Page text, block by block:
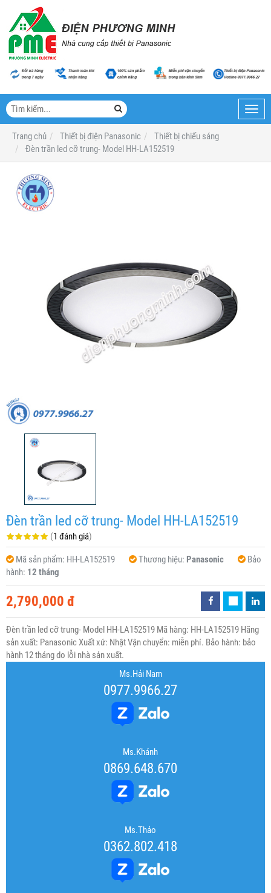
Trang chủ
Thiết bị điện Panasonic
Thiết bị chiếu sáng
Đèn trần led cỡ trung- Model HH-LA152519
Đèn trần led cỡ trung- Model HH-LA152519
(1 đánh giá)
Mã sản phẩm: HH-LA152519 Thương hiệu: Panasonic
Bảo
hành: 12 tháng
2,790,000 đ
Đèn trần led cỡ trung- Model HH-LA152519 Mã hàng: HH-LA152519 Hãng
sản xuất: Panasonic Xuất xứ: Nhật Vận chuyển: miễn phí. Bảo hành: bảo
hành 12 tháng do lỗi nhà sản xuất.
Ms.Hải Nam
0977.9966.27
Ms.Khánh
0869.648.670
Ms.Thảo
0362.802.418